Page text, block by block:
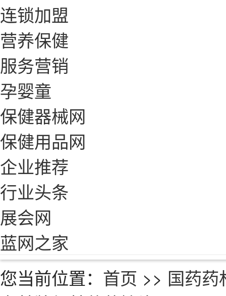
连锁加盟
营养保健
服务营销
孕婴童
保健器械网
保健用品网
企业推荐
行业头条
展会网
蓝网之家
您当前位置： 首页 >> 国药药